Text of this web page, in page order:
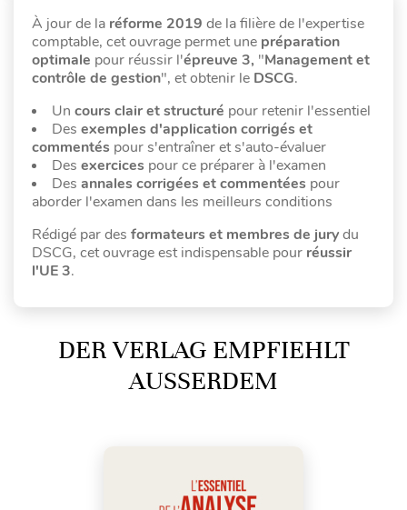
À jour de la réforme 2019 de la filière de l'expertise
comptable, cet ouvrage permet une préparation
optimale pour réussir l'épreuve 3, "Management et
contrôle de gestion", et obtenir le DSCG.
Un cours clair et structuré pour retenir l'essentiel
Des exemples d'application corrigés et
commentés pour s'entraîner et s'auto-évaluer
Des exercices pour ce préparer à l'examen
Des annales corrigées et commentées pour
aborder l'examen dans les meilleurs conditions
Rédigé par des formateurs et membres de jurydu
DSCG, cet ouvrage est indispensable pour réussir
l'UE 3.
DER VERLAG EMPFIEHLT
AUSSERDEM